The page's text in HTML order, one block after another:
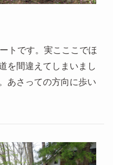
トです。実こここでほ
を間違えてしまいまし
あさっての方向に歩い